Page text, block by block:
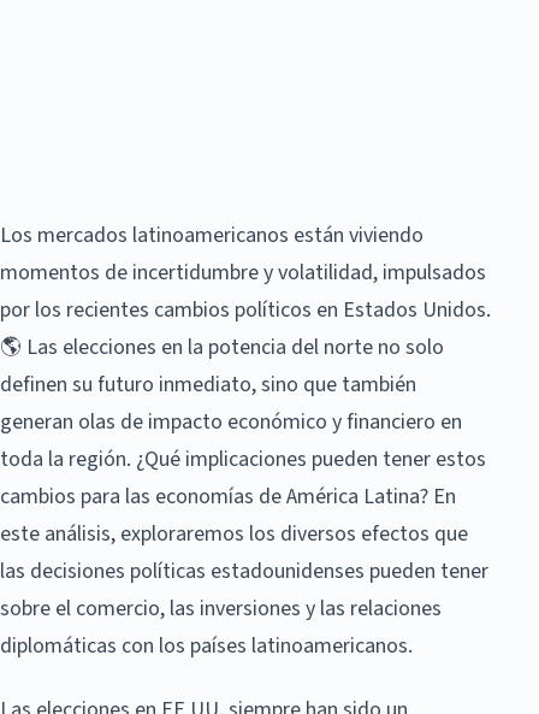
Los mercados latinoamericanos están viviendo
momentos de incertidumbre y volatilidad, impulsados
por los recientes cambios políticos en Estados Unidos.
🌎 Las elecciones en la potencia del norte no solo
definen su futuro inmediato, sino que también
generan olas de impacto económico y financiero en
toda la región. ¿Qué implicaciones pueden tener estos
cambios para las economías de América Latina? En
este análisis, exploraremos los diversos efectos que
las decisiones políticas estadounidenses pueden tener
sobre el comercio, las inversiones y las relaciones
diplomáticas con los países latinoamericanos.